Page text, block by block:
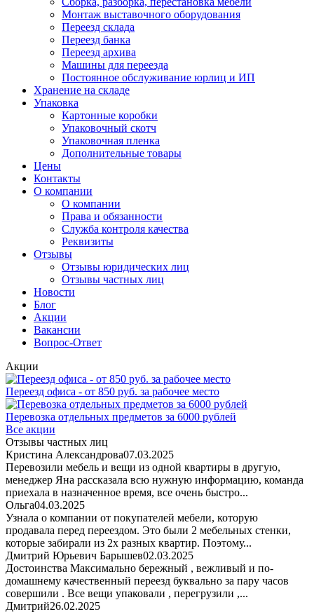
Монтаж выставочного оборудования
Переезд склада
Переезд банка
Переезд архива
Машины для переезда
Постоянное обслуживание юрлиц и ИП
Хранение на складе
Упаковка
Картонные коробки
Упаковочный скотч
Упаковочная пленка
Дополнительные товары
Цены
Контакты
О компании
О компании
Права и обязанности
Служба контроля качества
Реквизиты
Отзывы
Отзывы юридических лиц
Отзывы частных лиц
Новости
Блог
Акции
Вакансии
Вопрос-Ответ
Акции
Переезд офиса - от 850 руб. за рабочее место
Перевозка отдельных предметов за 6000 рублей
Все акции
Отзывы частных лиц
Кристина Александрова07.03.2025
Перевозили мебель и вещи из одной квартиры в другую,
менеджер Яна рассказала всю нужную информацию, команда
приехала в назначенное время, все очень быстро...
Ольга04.03.2025
Узнала о компании от покупателей мебели, которую
продавала перед переездом. Это были 2 мебельных стенки,
которые забирали из 2х разных квартир. Поэтому...
Дмитрий Юрьевич Барышев02.03.2025
Достоинства Максимально бережный , вежливый и по-
домашнему качественный переезд буквально за пару часов
совершили . Все вещи упаковали , перегрузили ,...
Дмитрий26.02.2025